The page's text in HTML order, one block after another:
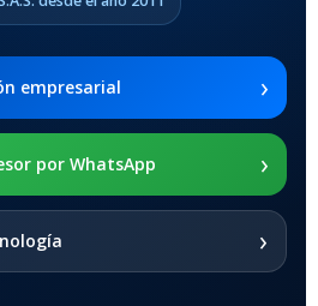
2021 SM-x200 / Samsung
Galaxy Tab A8 10.5 2021 SM-
x205
SOPORTE DE APOYO
empresarial ›
por WhatsApp ›
›